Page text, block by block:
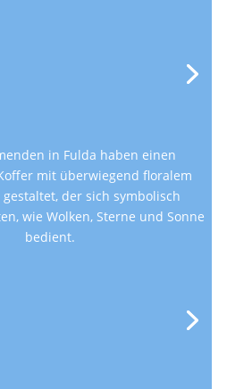
in Fulda haben einen
mit überwiegend floralem
der sich symbolisch
wie Wolken, Sterne und Sonne
bedient.